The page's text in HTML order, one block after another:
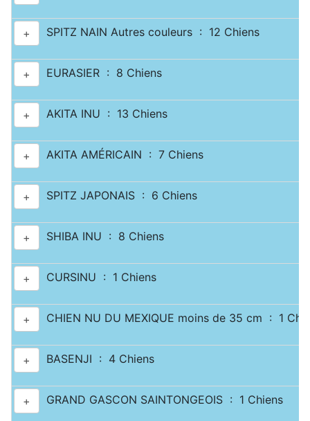
+ SPITZ NAIN Autres couleurs : 12 Chiens
+ EURASIER : 8 Chiens
+ AKITA INU : 13 Chiens
+ AKITA AMÉRICAIN : 7 Chiens
+ SPITZ JAPONAIS : 6 Chiens
+ SHIBA INU : 8 Chiens
+ CURSINU : 1 Chiens
+ CHIEN NU DU MEXIQUE moins de 35 cm : 1
+ BASENJI : 4 Chiens
+ GRAND GASCON SAINTONGEOIS : 1 Chiens